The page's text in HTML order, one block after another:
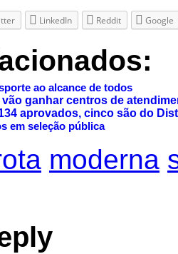
LinkedIn Reddit Google
ao alcance de todos
em seleção pública
moderna